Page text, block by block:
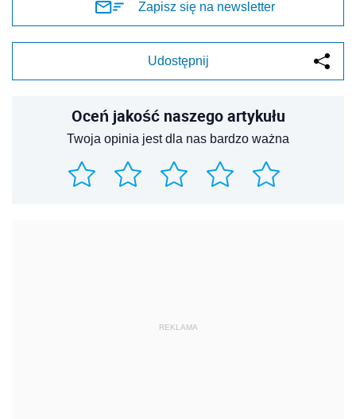
Zapisz się na newsletter
Udostępnij
Oceń jakość naszego artykułu
Twoja opinia jest dla nas bardzo ważna
REKLAMA